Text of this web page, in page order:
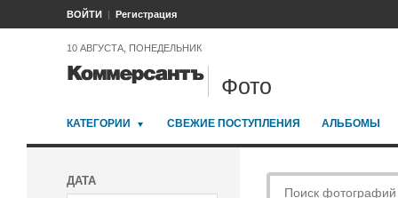
ВОЙТИ Регистрация
10 АВГУСТА, ПОНЕДЕЛЬНИК
Фото
КАТЕГОРИИ СВЕЖИЕ ПОСТУПЛЕНИЯ АЛЬБОМЫ
ДАТА